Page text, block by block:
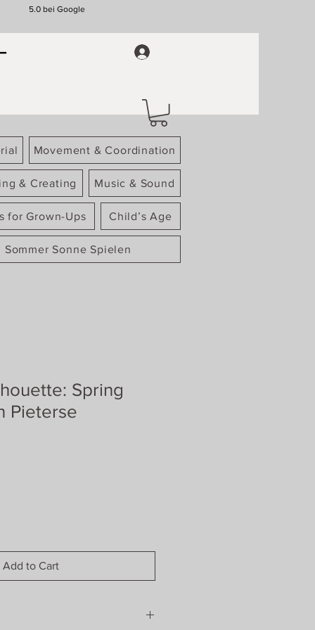
5.0 bei Google
Movement & Coordination
& Creating Music & Sound
for Grown-Ups Child’s Age
Sommer Sonne Spielen
Spring
Pieterse
Add to Cart